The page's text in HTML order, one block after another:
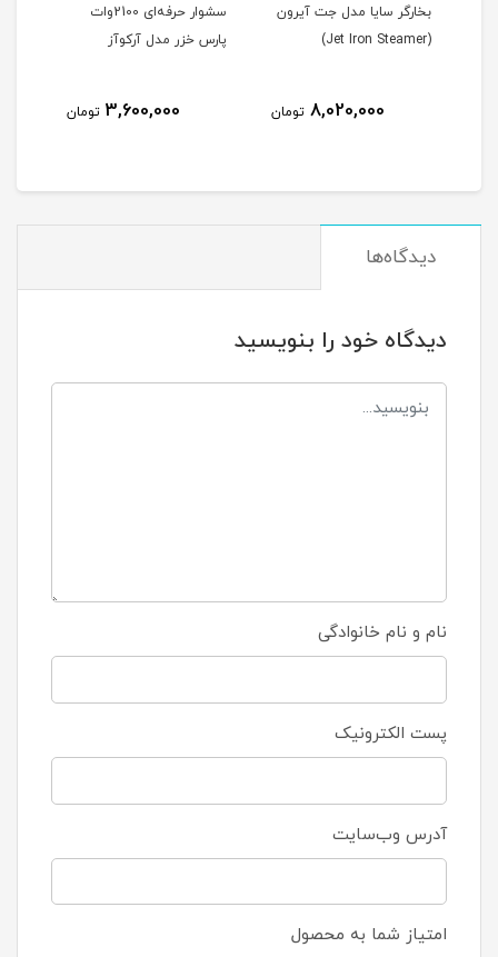
سشوار حرفه‌ای 2100وات
پارس خزر مدل آرکوآز
3,600,000
پارس خزر مدل آرکوآز
ناموجود
دیدگاه‌ها
دیدگاه خود را بنویسید
نام و نام خانوادگی
پست الکترونیک
آدرس وب‌سایت
امتیاز شما به محصول